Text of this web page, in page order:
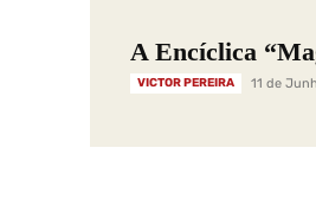
A Encíclica
VICTOR PEREIRA 11 de